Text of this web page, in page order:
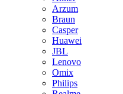
Arzum
Braun
Casper
Huawei
JBL
Lenovo
Omix
Philips